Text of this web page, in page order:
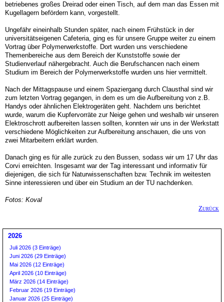
betriebenes großes Dreirad oder einen Tisch, auf dem man das Essen mit
Kugellagern befördern kann, vorgestellt.
Ungefähr eineinhalb Stunden später, nach einem Frühstück in der
universitätseigenen Cafeteria, ging es für unsere Gruppe weiter zu einem
Vortrag über Polymerwerkstoffe. Dort wurden uns verschiedene
Themenbereiche aus dem Bereich der Kunststoffe sowie der
Studienverlauf nähergebracht. Auch die Berufschancen nach einem
Studium im Bereich der Polymerwerkstoffe wurden uns hier vermittelt.
Nach der Mittagspause und einem Spaziergang durch Clausthal sind wir
zum letzten Vortrag gegangen, in dem es um die Aufbereitung von z.B.
Handys oder ähnlichen Elektrogeräten geht. Nachdem uns berichtet
wurde, warum die Kupfervorräte zur Neige gehen und weshalb wir unseren
Elektroschrott aufbereiten lassen sollten, konnten wir uns in der Werkstatt
verschiedene Möglichkeiten zur Aufbereitung anschauen, die uns von
zwei Mitarbeitern erklärt wurden.
Danach ging es für alle zurück zu den Bussen, sodass wir um 17 Uhr das
Corvi erreichten. Insgesamt war der Tag interessant und informativ für
diejenigen, die sich für Naturwissenschaften bzw. Technik im weitesten
Sinne interessieren und über ein Studium an der TU nachdenken.
Fotos: Koval
Zurück
2026
Juli 2026 (3 Einträge)
Juni 2026 (29 Einträge)
Mai 2026 (12 Einträge)
April 2026 (10 Einträge)
März 2026 (14 Einträge)
Februar 2026 (19 Einträge)
Januar 2026 (25 Einträge)